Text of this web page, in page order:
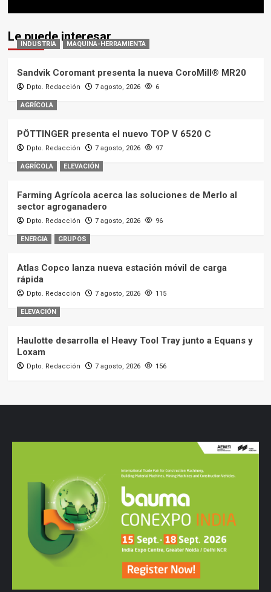
Le puede interesar
INDUSTRIA MAQUINA-HERRAMIENTA
Sandvik Coromant presenta la nueva CoroMill® MR20
Dpto. Redacción 7 agosto, 2026 6
AGRÍCOLA
PÖTTINGER presenta el nuevo TOP V 6520 C
Dpto. Redacción 7 agosto, 2026 97
AGRÍCOLA ELEVACIÓN
Farming Agrícola acerca las soluciones de Merlo al
sector agroganadero
Dpto. Redacción 7 agosto, 2026 96
ENERGIA GRUPOS
Atlas Copco lanza nueva estación móvil de carga
rápida
Dpto. Redacción 7 agosto, 2026 115
ELEVACIÓN
Haulotte desarrolla el Heavy Tool Tray junto a Equans y
Loxam
Dpto. Redacción 7 agosto, 2026 156